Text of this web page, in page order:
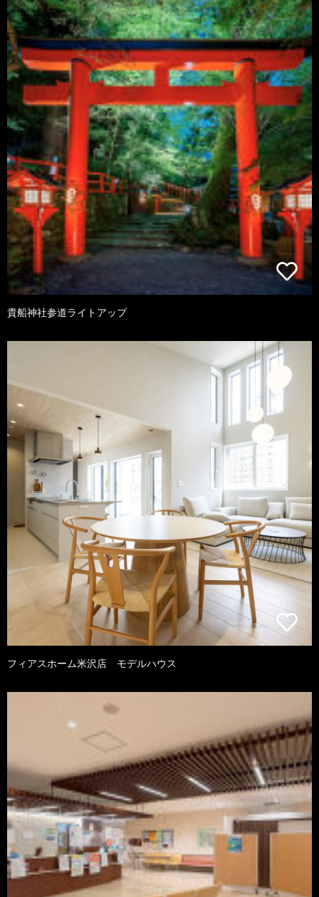
貴船神社参道ライトアップ
フィアスホーム米沢店 モデルハウス